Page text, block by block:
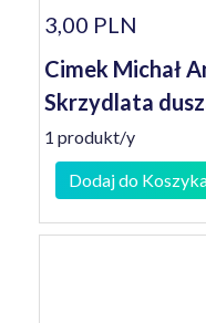
3,00 PLN
Cimek Michał
Skrzydlata
1 produkt/y
Dodaj do